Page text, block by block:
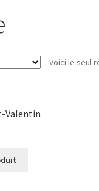
Voici le seul
Valentin